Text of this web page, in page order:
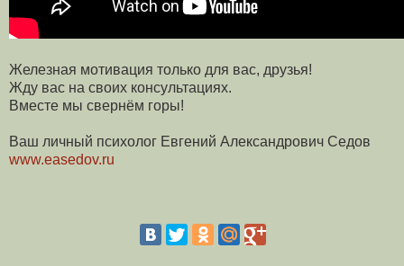
Железная мотивация только для вас, друзья!
Жду вас на своих консультациях.
Вместе мы свернём горы!
Ваш личный психолог Евгений Александрович Седов
www.easedov.ru